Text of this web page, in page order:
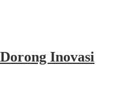
Inovasi